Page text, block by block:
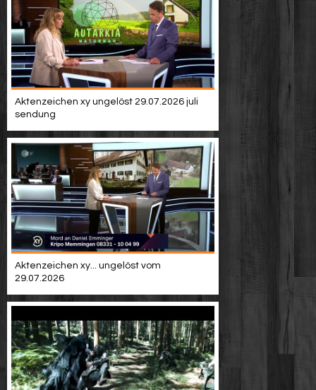
Aktenzeichen xy ungelöst 29.07.2026 juli
sendung
Aktenzeichen xy... ungelöst vom
29.07.2026